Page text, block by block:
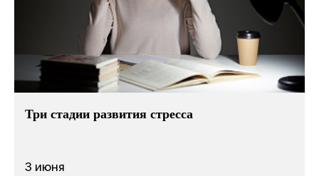
Три стадии развития стресса
3 июня